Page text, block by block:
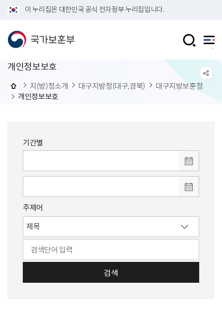
이 누리집은 대한민국 공식 전자정부 누리집입니다.
개인정보보호
지(방)청소개 대구지방청(대구,경북)
대구지방보훈청
개인정보보호
기간별
주제어
검색